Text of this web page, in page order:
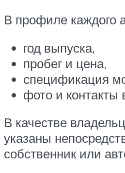
В профиле каждого
год выпуска,
пробег и цена,
спецификация
фото и контакты
В качестве
указаны
собственник или